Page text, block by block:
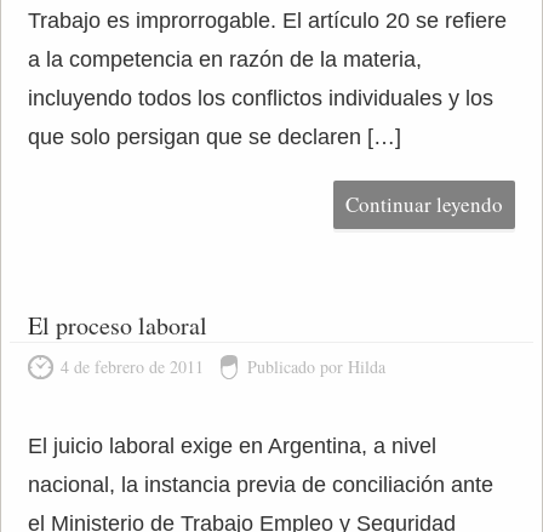
Trabajo es improrrogable. El artículo 20 se refiere
a la competencia en razón de la materia,
incluyendo todos los conflictos individuales y los
que solo persigan que se declaren […]
Continuar leyendo
El proceso laboral
4 de febrero de 2011 Publicado por Hilda
El juicio laboral exige en Argentina, a nivel
nacional, la instancia previa de conciliación ante
el Ministerio de Trabajo Empleo y Seguridad